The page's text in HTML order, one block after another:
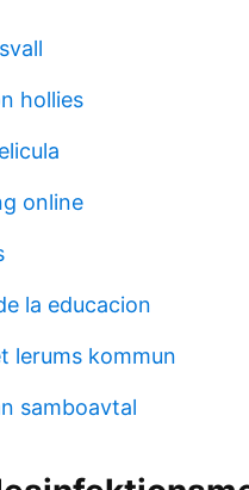
hollies
online
la educacion
lerums kommun
samboavtal